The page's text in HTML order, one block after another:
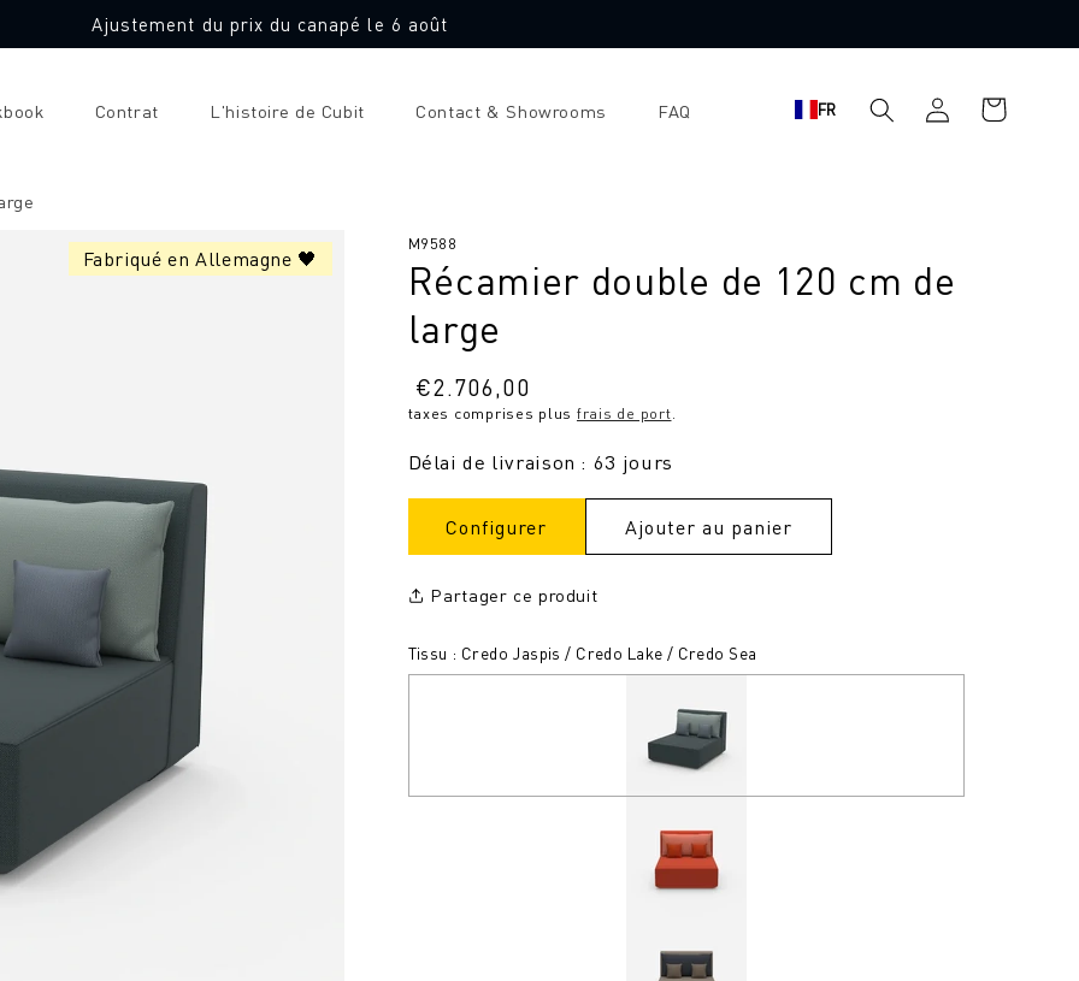
Ajustement du prix du canapé le 6 août
Contrat L'histoire de Cubit Contact & Showrooms FAQ FR
connecter
Panier
d'achat
Fabriqué en Allemagne 🖤
SKU
M9588
Récamier double de 120 cm de
large
Prix
normal
€2.706,00
taxes comprises plus frais de port.
Délai de livraison : 63 jours
Configurer Ajouter au panier
Partager ce produit
Tissu : Credo Jaspis / Credo Lake / Credo Sea